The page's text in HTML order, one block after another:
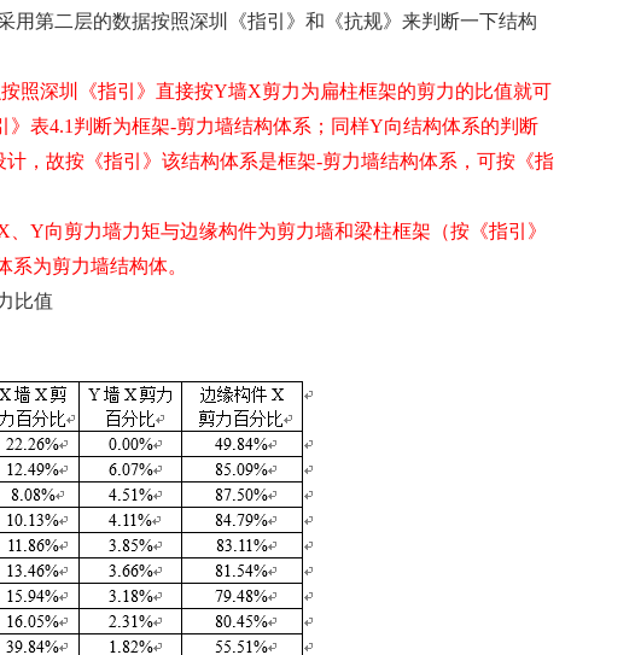
第二层的数据按照深圳《指引》和《抗规》来判断一下结构
照深圳《指引》直接按Y墙X剪力为扁柱框架的剪力的比值就可
》表4.1 判断为框架-剪力墙结构体系；同样Y向结构体系的判断
计，故按《指引》该结构体系是框架-剪力墙结构体系，可按《指
Y向剪力墙力矩与边缘构件为剪力墙和梁柱框架（按《指引》
系为剪力墙结构体。
比值